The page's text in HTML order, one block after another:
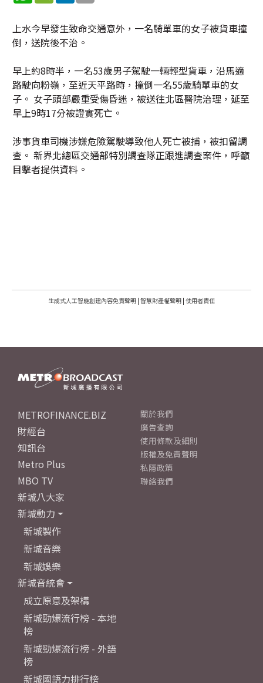
上水今早發生致命交通意外，一名騎單車的女子被貨車撞
倒，送院後不治。
早上約8時半，一名53歲男子駕駛一輛輕型貨車，沿馬適
路駛向粉嶺，至近天平路時，撞倒一名55歲騎單車的女
子。 女子頭部嚴重受傷昏迷，被送往北區醫院治理，延至
早上9時17分被證實死亡。
涉事貨車司機涉嫌危險駕駛導致他人死亡被捕，被扣留調
查。 新界北總區交通部特別調查隊正跟進調查案件，呼籲
目擊者提供資料。
生成式人工智能創建內容免責聲明 | 智慧財產權聲明 | 使用者責任
METROFINANCE.BIZ
財經台
知訊台
Metro Plus
MBO TV
新城八大家
新城動力
新城製作
新城音樂
新城娛樂
新城音統會
成立原意及架構
新城勁爆流行榜 - 本地
榜
新城勁爆流行榜 - 外語
榜
新城國語力排行榜
關於我們
廣告查詢
使用條款及細則
版權及免責聲明
私隱政策
聯絡我們